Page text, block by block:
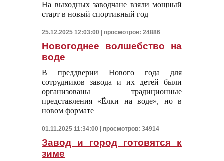
На выходных заводчане взяли мощный
старт в новый спортивный год
25.12.2025 12:03:00 | просмотров: 24886
Новогоднее волшебство на
воде
В преддверии Нового года для
сотрудников завода и их детей были
организованы традиционные
представления «Ёлки на воде», но в
новом формате
01.11.2025 11:34:00 | просмотров: 34914
Завод и город готовятся к
зиме